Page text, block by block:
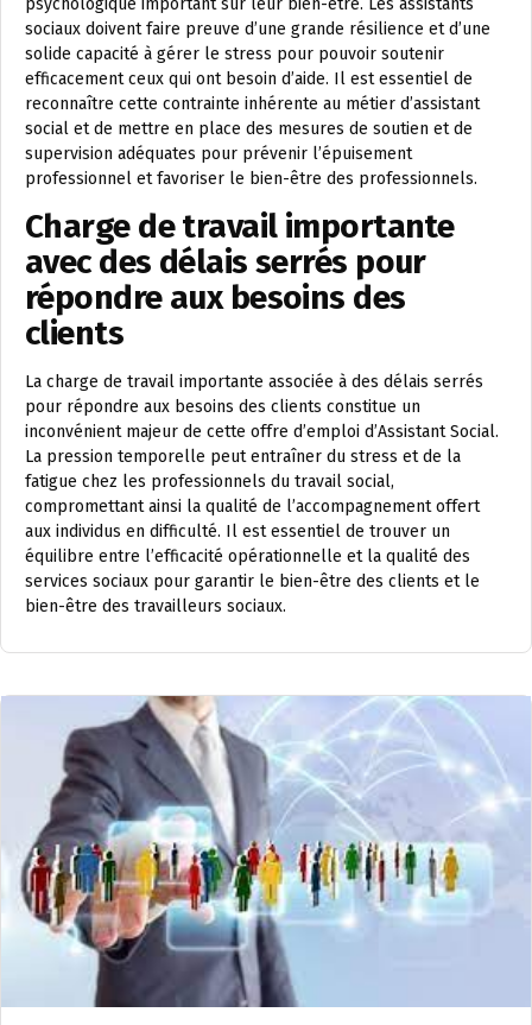
sociaux doivent faire preuve d’une grande résilience et d’une
solide capacité à gérer le stress pour pouvoir soutenir
efficacement ceux qui ont besoin d’aide. Il est essentiel de
reconnaître cette contrainte inhérente au métier d’assistant
social et de mettre en place des mesures de soutien et de
supervision adéquates pour prévenir l’épuisement
professionnel et favoriser le bien-être des professionnels.
Charge de travail importante
avec des délais serrés pour
répondre aux besoins des
clients
La charge de travail importante associée à des délais serrés
pour répondre aux besoins des clients constitue un
inconvénient majeur de cette offre d’emploi d’Assistant Social.
La pression temporelle peut entraîner du stress et de la
fatigue chez les professionnels du travail social,
compromettant ainsi la qualité de l’accompagnement offert
aux individus en difficulté. Il est essentiel de trouver un
équilibre entre l’efficacité opérationnelle et la qualité des
services sociaux pour garantir le bien-être des clients et le
bien-être des travailleurs sociaux.